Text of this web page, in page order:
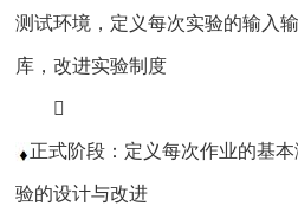
测试环境，定义每次实验的输入
库，改进实验制度

正式阶段：定义每次作业的基
验的设计与改进